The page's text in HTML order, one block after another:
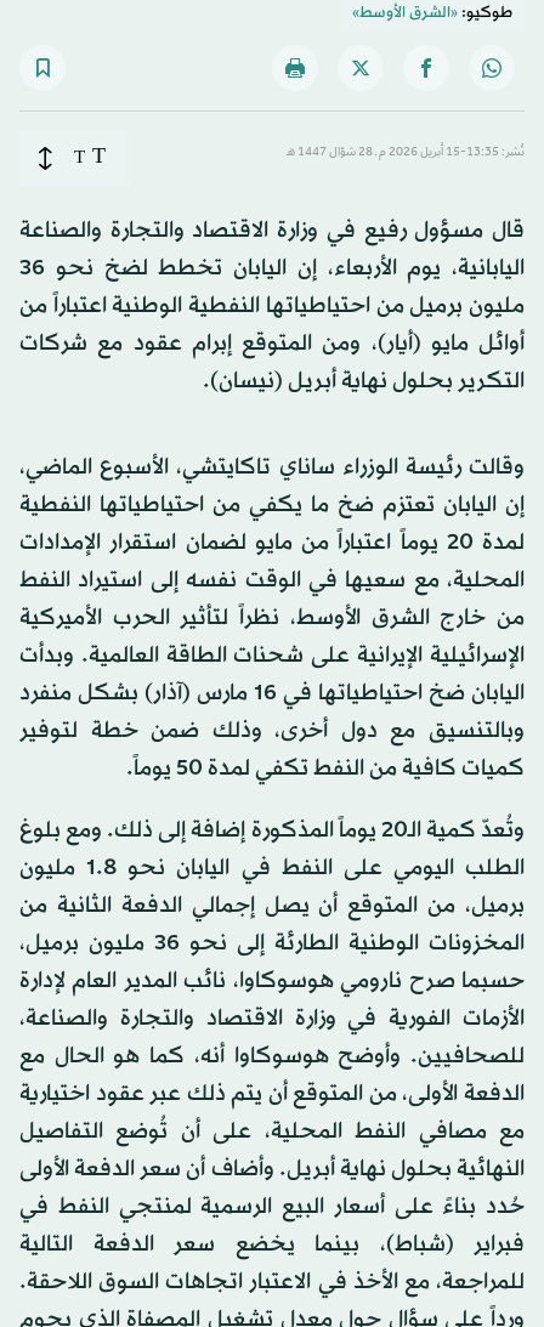
طوكيو:«الشرق الأوسط»
نُشر: 13:35-15 أبريل 2026 م ـ 28 شوّال 1447 هـ T
T
قال مسؤول رفيع في وزارة الاقتصاد والتجارة والصناعة
اليابانية، يوم الأربعاء، إن اليابان تخطط لضخ نحو 36
مليون برميل من احتياطياتها النفطية الوطنية اعتباراً من
أوائل مايو (أيار)، ومن المتوقع إبرام عقود مع شركات
التكرير بحلول نهاية أبريل (نيسان).
وقالت رئيسة الوزراء ساناي تاكايتشي، الأسبوع الماضي،
إن اليابان تعتزم ضخ ما يكفي من احتياطياتها النفطية
لمدة 20 يوماً اعتباراً من مايو لضمان استقرار الإمدادات
المحلية، مع سعيها في الوقت نفسه إلى استيراد النفط
من خارج الشرق الأوسط، نظراً لتأثير الحرب الأميركية
الإسرائيلية الإيرانية على شحنات الطاقة العالمية. وبدأت
اليابان ضخ احتياطياتها في 16 مارس (آذار) بشكل منفرد
وبالتنسيق مع دول أخرى، وذلك ضمن خطة لتوفير
كميات كافية من النفط تكفي لمدة 50 يوماً.
وتُعدّ كمية الـ20 يوماً المذكورة إضافة إلى ذلك. ومع بلوغ
الطلب اليومي على النفط في اليابان نحو 1.8 مليون
برميل، من المتوقع أن يصل إجمالي الدفعة الثانية من
المخزونات الوطنية الطارئة إلى نحو 36 مليون برميل،
حسبما صرح نارومي هوسوكاوا، نائب المدير العام لإدارة
الأزمات الفورية في وزارة الاقتصاد والتجارة والصناعة،
للصحافيين. وأوضح هوسوكاوا أنه، كما هو الحال مع
الدفعة الأولى، من المتوقع أن يتم ذلك عبر عقود اختيارية
مع مصافي النفط المحلية، على أن تُوضع التفاصيل
النهائية بحلول نهاية أبريل. وأضاف أن سعر الدفعة الأولى
حُدد بناءً على أسعار البيع الرسمية لمنتجي النفط في
فبراير (شباط)، بينما يخضع سعر الدفعة التالية
للمراجعة، مع الأخذ في الاعتبار اتجاهات السوق اللاحقة.
ورداً على سؤال حول معدل تشغيل المصفاة الذي يحوم